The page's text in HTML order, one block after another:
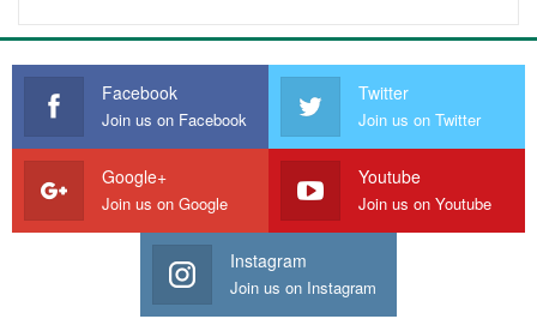
Facebook
Join us on Facebook
Twitter
Join us on Twitter
Google+
Join us on Google
Youtube
Join us on Youtube
Instagram
Join us on Instagram